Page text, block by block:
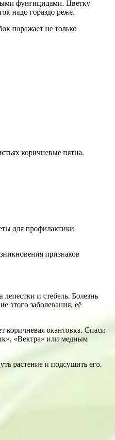
фунгицидами. Цветку
надо гораздо реже.
поражает не только
коричневые пятна.
для профилактики
признаков
и стебель. Болезнь
этого заболевания, её
коричневая окантовка. Спаси
«Вектра» или медным
растение и подсушить его.